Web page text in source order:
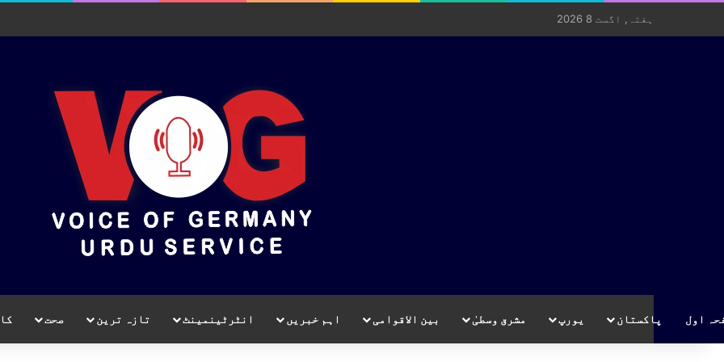
ہفتہ, اگست 8 2026
اول پاکستان یورپ مشرق وسطیٰ بین الاقوامی اہم خبریں انٹرٹینمینٹ تازہ ترین صحت